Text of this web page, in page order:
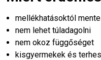
mellékhatásoktól
nem lehet túladagolni
nem okoz függőséget
kisgyermekek és